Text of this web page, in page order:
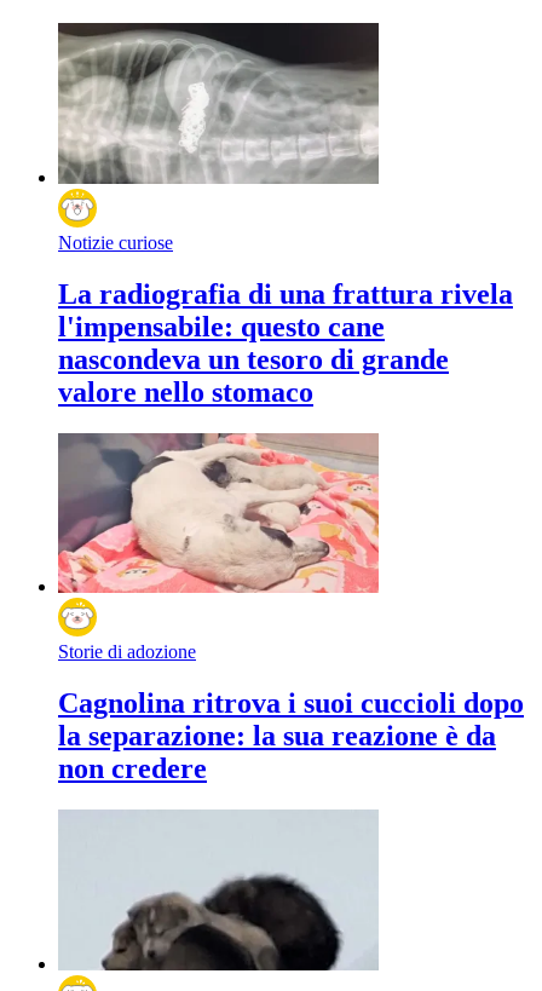
Notizie curiose
La radiografia di una frattura rivela
l'impensabile: questo cane
nascondeva un tesoro di grande
valore nello stomaco
Storie di adozione
Cagnolina ritrova i suoi cuccioli dopo
la separazione: la sua reazione è da
non credere